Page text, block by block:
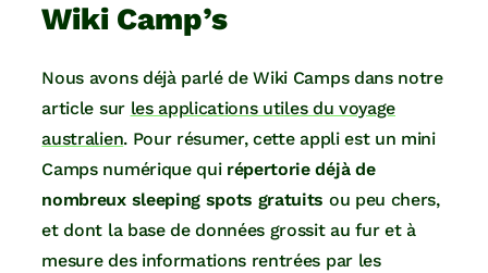
Wiki Camp’s
Nous avons déjà parlé de Wiki Camps dans notre
article sur les applications utiles du voyage
australien. Pour résumer, cette appli est un mini
Camps numérique qui répertorie déjà de
nombreux sleeping spots gratuits ou peu chers,
et dont la base de données grossit au fur et à
mesure des informations rentrées par les